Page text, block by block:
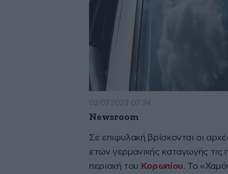
02·07·2023 07:34
Newsroom
Σε επιφυλακή βρίσκονται οι
ετών γερμανικής καταγωγής
περιοχή του Κορωπίου. Το